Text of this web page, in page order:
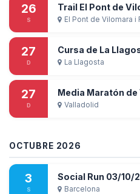
26
S
Trail El Pont de
El Pont de Vilomara i
27
D
Cursa de La
La Llagosta
27
D
Media Maratón
Valladolid
OCTUBRE 2026
3
S
Social Run 03/10/
Barcelona